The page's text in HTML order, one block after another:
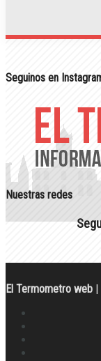
Seguinos en
Nuestras redes
El Termometro web |